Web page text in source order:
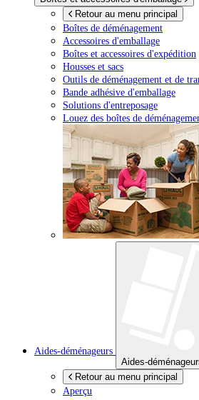
Retour au menu principal
Boîtes de déménagement
Accessoires d'emballage
Boîtes et accessoires d'expédition
Housses et sacs
Outils de déménagement et de
Bande adhésive d'emballage
Solutions d'entreposage
Louez des boîtes de
Aides-déménageurs
Aides-
Retour au menu principal
Aperçu